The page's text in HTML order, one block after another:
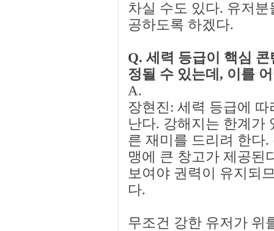
차실 수도 있다. 유저
공하도록 하겠다.
Q. 세력 등급이 핵심
정될 수 있는데, 이를
A.
장현진: 세력 등급에
난다. 강해지는 한계가
른 재미를 드리려 한다
맹에 큰 창고가 제공된
보여야 권력이 유지되
다.
무조건 강한 유저가 위